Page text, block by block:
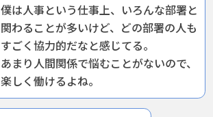
僕は人事という仕事上、いろんな部署と
関わることが多いけど、どの部署の人も
すごく協力的だなと感じてる。
あまり人間関係で悩むことがないので、
楽しく働けるよね。